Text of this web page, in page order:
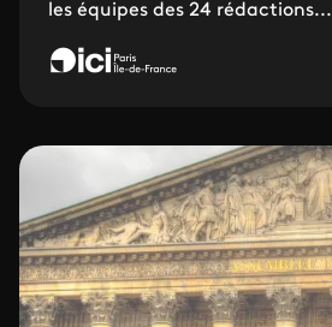
les équipes des 24 rédactions...